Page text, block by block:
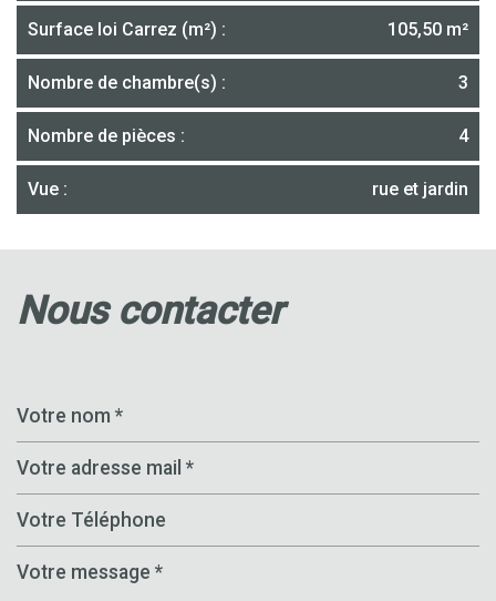
Surface loi Carrez (m²) : 105,50 m²
Nombre de chambre(s) : 3
Nombre de pièces : 4
Vue : rue et jardin
nous contacter